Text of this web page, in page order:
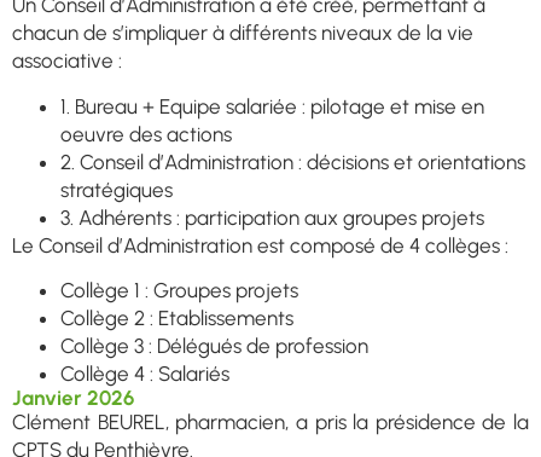
Un Conseil d’Administration a été créé, permettant à
chacun de s’impliquer à différents niveaux de la vie
associative :
1. Bureau + Equipe salariée : pilotage et mise en
oeuvre des actions
2. Conseil d’Administration : décisions et orientations
stratégiques
3. Adhérents : participation aux groupes projets
Le Conseil d’Administration est composé de 4 collèges :
Collège 1 : Groupes projets
Collège 2 : Etablissements
Collège 3 : Délégués de profession
Collège 4 : Salariés
Janvier 2026
Clément BEUREL, pharmacien, a pris la présidence de la
CPTS du Penthièvre.